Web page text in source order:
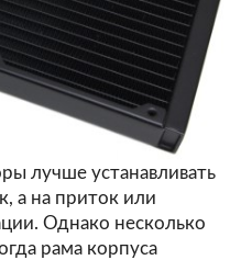
лучше устанавливать
а на приток или
Однако несколько
рама корпуса